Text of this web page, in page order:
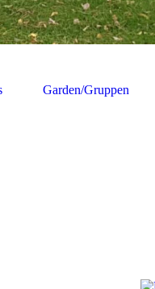
Garden/Gruppen